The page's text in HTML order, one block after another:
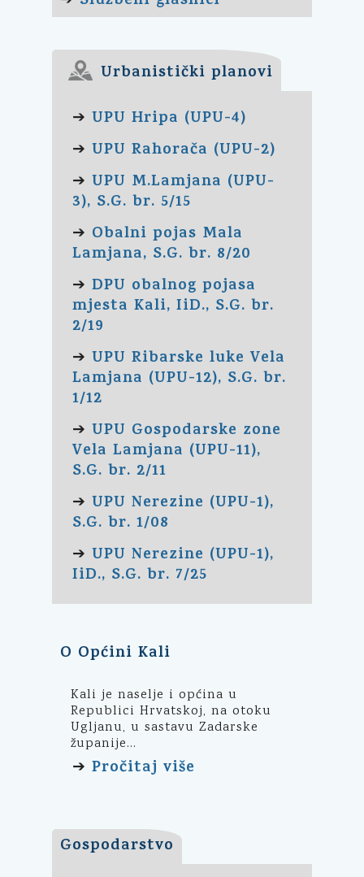
Urbanistički planovi
➔ UPU Hripa (UPU-4)
➔ UPU Rahorača (UPU-2)
➔ UPU M.Lamjana (UPU-
3), S.G. br. 5/15
➔ Obalni pojas Mala
Lamjana, S.G. br. 8/20
➔ DPU obalnog pojasa
mjesta Kali, IiD., S.G. br.
2/19
➔ UPU Ribarske luke Vela
Lamjana (UPU-12), S.G. br.
1/12
➔ UPU Gospodarske zone
Vela Lamjana (UPU-11),
S.G. br. 2/11
➔ UPU Nerezine (UPU-1),
S.G. br. 1/08
➔ UPU Nerezine (UPU-1),
IiD., S.G. br. 7/25
O Općini Kali
Kali je naselje i općina u
Republici Hrvatskoj, na otoku
Ugljanu, u sastavu Zadarske
županije...
➔ Pročitaj više
Gospodarstvo